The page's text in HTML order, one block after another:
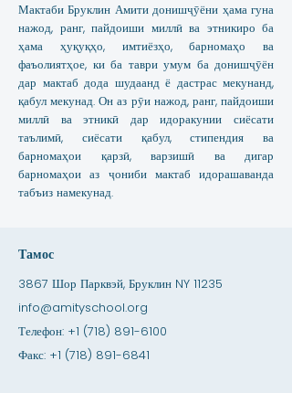
Мактаби Бруклин Амити донишҷӯёни ҳама гуна
нажод, ранг, пайдоиши миллӣ ва этникиро ба
ҳама ҳуқуқҳо, имтиёзҳо, барномаҳо ва
фаъолиятҳое, ки ба таври умум ба донишҷӯён
дар мактаб дода шудаанд ё дастрас мекунанд,
қабул мекунад. Он аз рӯи нажод, ранг, пайдоиши
миллӣ ва этникӣ дар идоракунии сиёсати
таълимӣ, сиёсати қабул, стипендия ва
барномаҳои қарзӣ, варзишӣ ва дигар
барномаҳои аз ҷониби мактаб идорашаванда
табъиз намекунад.
Тамос
3867 Шор Парквэй, Бруклин NY 11235
info@amityschool.org
Телефон: +1 (718) 891-6100
Факс: +1 (718) 891-6841